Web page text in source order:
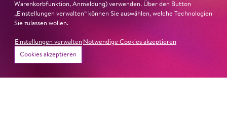
Warenkorbfunktion, Anmeldung) verwenden. Über den Button
„Einstellungen verwalten“ können Sie auswählen, welche Technologien
Sie zulassen wollen.
Einstellungen verwalten Notwendige Cookies akzeptieren
Cookies akzeptieren